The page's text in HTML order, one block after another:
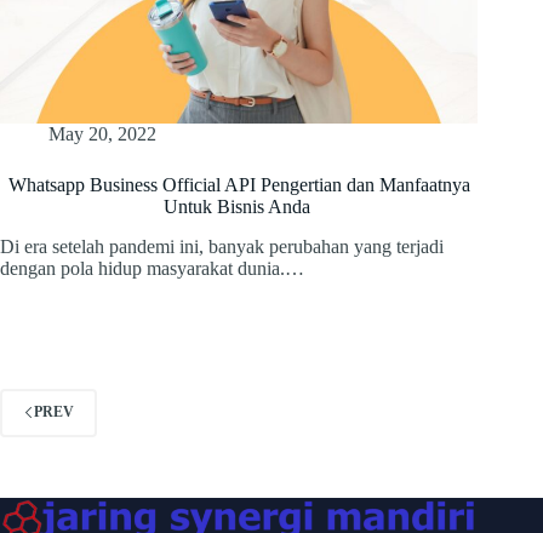
May 20, 2022
Whatsapp Business Official API Pengertian dan Manfaatnya
Untuk Bisnis Anda
Di era setelah pandemi ini, banyak perubahan yang terjadi
dengan pola hidup masyarakat dunia.…
PREV